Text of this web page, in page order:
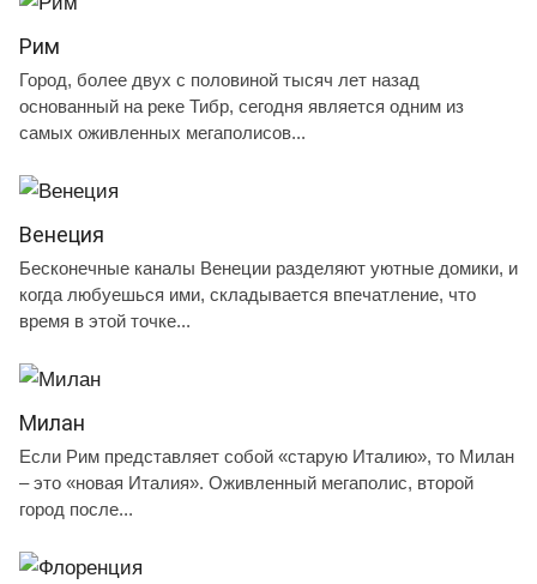
Рим
Город, более двух с половиной тысяч лет назад
основанный на реке Тибр, сегодня является одним из
самых оживленных мегаполисов...
Венеция
Бесконечные каналы Венеции разделяют уютные домики, и
когда любуешься ими, складывается впечатление, что
время в этой точке...
Милан
Если Рим представляет собой «старую Италию», то Милан
– это «новая Италия». Оживленный мегаполис, второй
город после...